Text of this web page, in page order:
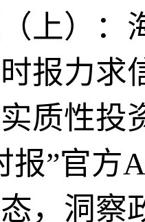
上）：
报力求
质性投
报”官方
，洞察